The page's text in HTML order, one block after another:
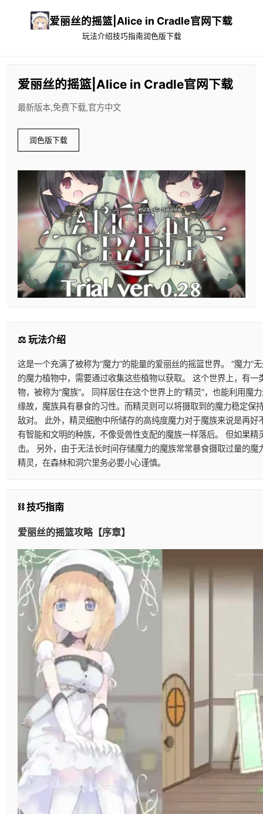
爱丽丝的摇篮|Alice in Cradle官网下载
玩法介绍技巧指南润色版下载
爱丽丝的摇篮|Alice in Cradle官网下载
最新版本,免费下载,官方中文
润色版下载
⚖️ 玩法介绍
这是一个充满了被称为“魔力”的能量的爱丽丝的摇篮世界。 “魔力
的魔力植物中，需要通过收集这些植物以获取。 这个世界上，有
物，被称为“魔族”。 同样居住在这个世界上的“精灵”，也能利用
缘故，魔族具有暴食的习性。而精灵则可以将摄取到的魔力稳定
敌对。 此外，精灵细胞中所储存的高纯度魔力对于魔族来说是再
有智能和文明的种族，不像受兽性支配的魔族一样落后。 但如果
击。 另外，由于无法长时间存储魔力的魔族常常暴食摄取过量的
精灵，在森林和洞穴里务必要小心谨慎。
⛓️ 技巧指南
爱丽丝的摇篮攻略【序章】